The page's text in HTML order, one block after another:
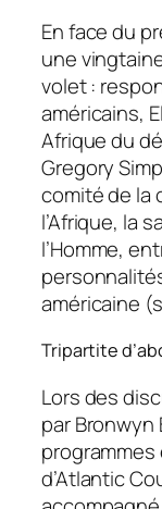
En face du
une
volet :
américains,
Afrique du
Gregory
comité de la
l’Afrique, la
l’Homme,
américaine
Tripartite
Lors des
par
d’Atlantic